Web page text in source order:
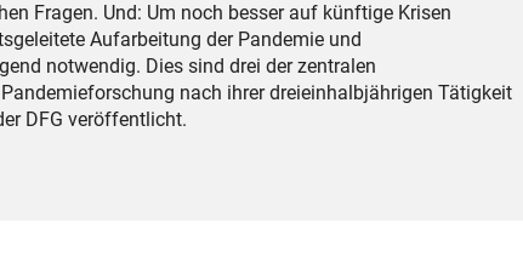
Fragen. Und: Um noch besser auf künftige Krisen
Aufarbeitung der Pandemie und
notwendig. Dies sind drei der zentralen
nach ihrer dreieinhalbjährigen Tätigkeit
DFG veröffentlicht.